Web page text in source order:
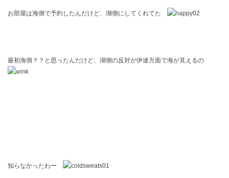
お部屋は海側で予約したんだけど、湖側にしてくれてた
最初海側？？と思ったんだけど、湖側の反対が伊達方面で海が見えるの
知らなかったわー